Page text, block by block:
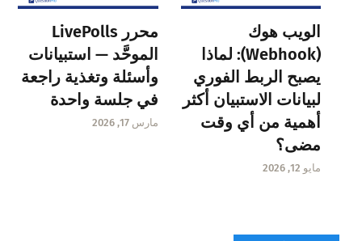
الويب هوك
(Webhook): لماذا
يصبح الربط الفوري
لبيانات الاستبيان أكثر
أهمية من أي وقت
مضى؟
مايو 12, 2026
محرر LivePolls
الموحَّد — استبيانات
وأسئلة وتغذية راجعة
في جلسة واحدة
مارس 17, 2026